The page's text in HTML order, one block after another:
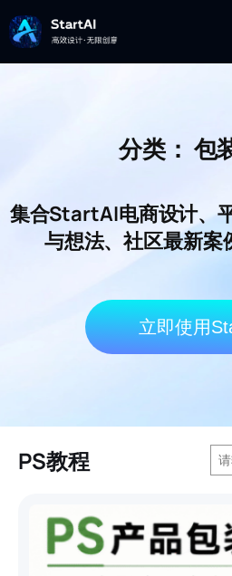
分类： 包
集合StartAI电商设计、
与想法、社区最新案
立即使用
PS教程
搜
索